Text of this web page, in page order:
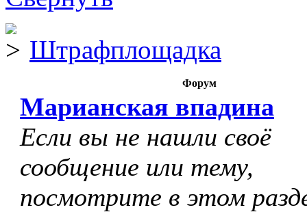
Штрафплощадка
Форум
Марианская впадина
Если вы не нашли своё
сообщение или тему,
посмотрите в этом